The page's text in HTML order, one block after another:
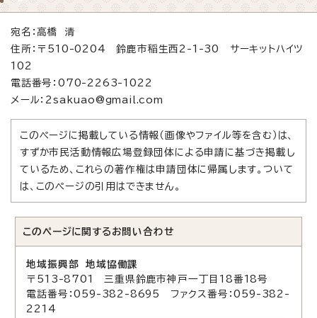
宛名：高橋 清
住所：〒510-0204 鈴鹿市稲生西2-1-30 サーキットハイツ
102
電話番号：070-2263-1022
メール：2sakuao@gmail.com
このページに掲載している情報（画像やファイル等を含む）は、
すずか市民活動情報広場登録団体による申請に基づき掲載し
ているため、これらの著作権は申請団体に帰属します。ついて
は、このページの引用はできません。
このページに関する お問い合わせ
地域振興部 地域協働課
〒513-8701 三重県鈴鹿市神戸一丁目18番18号
電話番号：059-382-8695 ファクス番号：059-382-
2214